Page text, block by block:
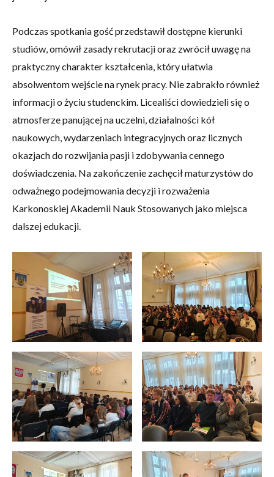
Podczas spotkania gość przedstawił dostępne kierunki
studiów, omówił zasady rekrutacji oraz zwrócił uwagę na
praktyczny charakter kształcenia, który ułatwia
absolwentom wejście na rynek pracy. Nie zabrakło również
informacji o życiu studenckim. Licealiści dowiedzieli się o
atmosferze panującej na uczelni, działalności kół
naukowych, wydarzeniach integracyjnych oraz licznych
okazjach do rozwijania pasji i zdobywania cennego
doświadczenia. Na zakończenie zachęcił maturzystów do
odważnego podejmowania decyzji i rozważenia
Karkonoskiej Akademii Nauk Stosowanych jako miejsca
dalszej edukacji.